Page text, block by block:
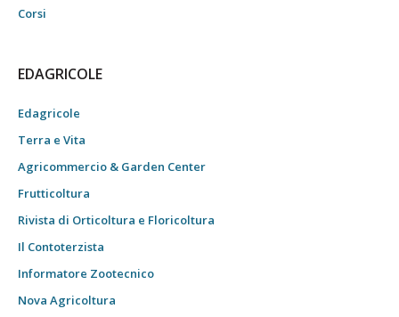
Corsi
EDAGRICOLE
Edagricole
Terra e Vita
Agricommercio & Garden Center
Frutticoltura
Rivista di Orticoltura e Floricoltura
Il Contoterzista
Informatore Zootecnico
Nova Agricoltura